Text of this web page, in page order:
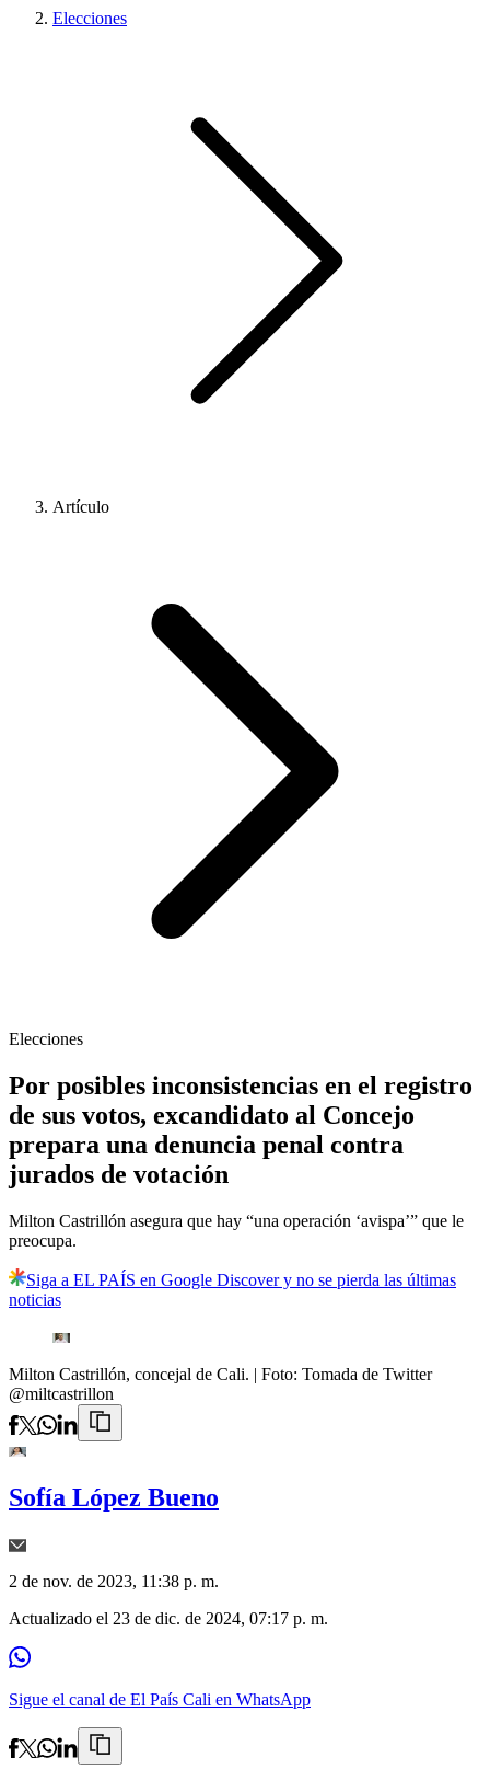
Elecciones
Artículo
Elecciones
Por posibles inconsistencias en el registro
de sus votos, excandidato al Concejo
prepara una denuncia penal contra
jurados de votación
Milton Castrillón asegura que hay “una operación ‘avispa’” que le
preocupa.
Siga a EL PAÍS en Google Discover y no se pierda las últimas
noticias
Milton Castrillón, concejal de Cali. | Foto: Tomada de Twitter
@miltcastrillon
Sofía López Bueno
2 de nov. de 2023, 11:38 p. m.
Actualizado el 23 de dic. de 2024, 07:17 p. m.
Sigue el canal de El País Cali en WhatsApp